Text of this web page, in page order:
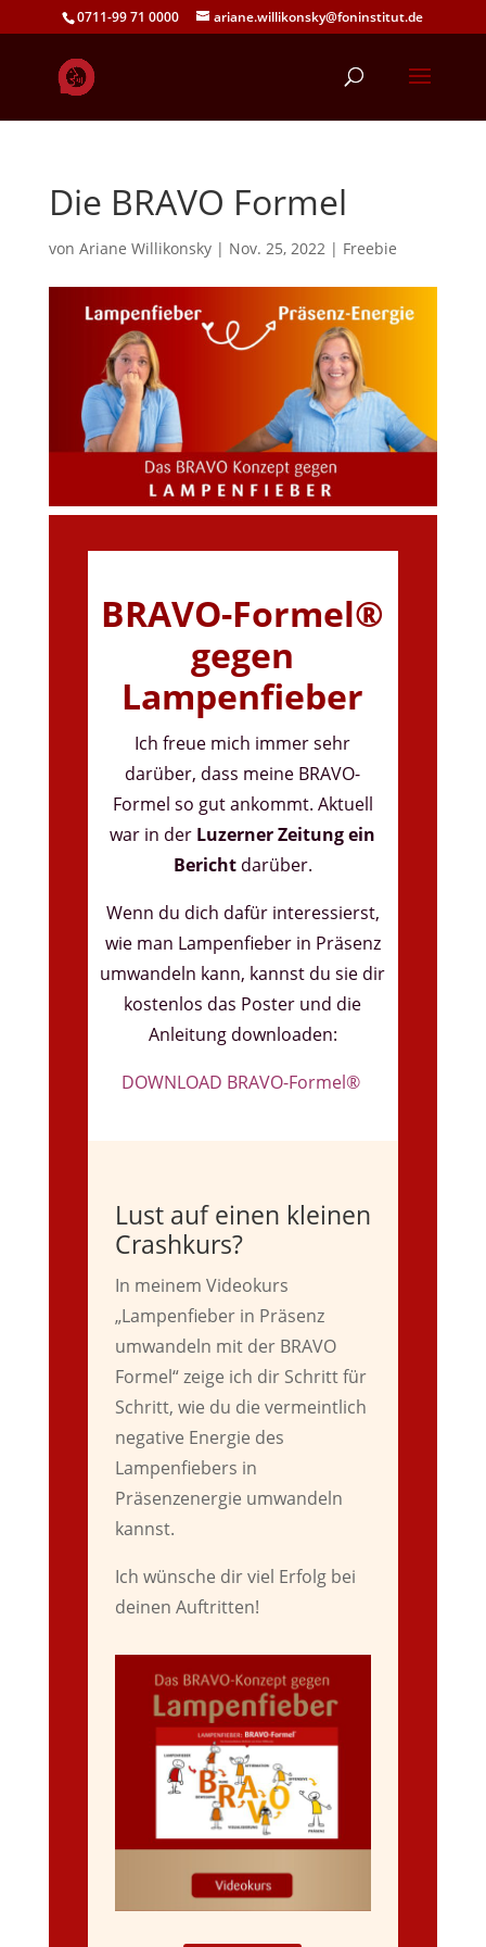
0711-99 71 0000 ariane.willikonsky@foninstitut.de
Die BRAVO Formel
von Ariane Willikonsky| Nov. 25, 2022| Freebie
BRAVO-Formel®
gegen
Lampenfieber
Ich freue mich immer sehr
darüber, dass meine BRAVO-
Formel so gut ankommt. Aktuell
war in der Luzerner Zeitung ein
Bericht darüber.
Wenn du dich dafür interessierst,
wie man Lampenfieber in Präsenz
umwandeln kann, kannst du sie dir
kostenlos das Poster und die
Anleitung downloaden:
DOWNLOAD BRAVO-Formel®
Lust auf einen kleinen
Crashkurs?
In meinem Videokurs
„Lampenfieber in Präsenz
umwandeln mit der BRAVO
Formel“ zeige ich dir Schritt für
Schritt, wie du die vermeintlich
negative Energie des
Lampenfiebers in
Präsenzenergie umwandeln
kannst.
Ich wünsche dir viel Erfolg bei
deinen Auftritten!